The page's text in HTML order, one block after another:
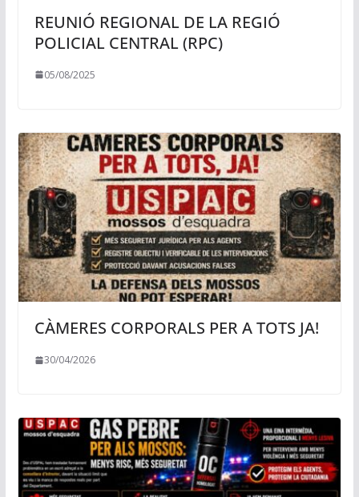
REUNIÓ REGIONAL DE LA REGIÓ
POLICIAL CENTRAL (RPC)
05/08/2025
CÀMERES CORPORALS PER A TOTS JA!
30/04/2026